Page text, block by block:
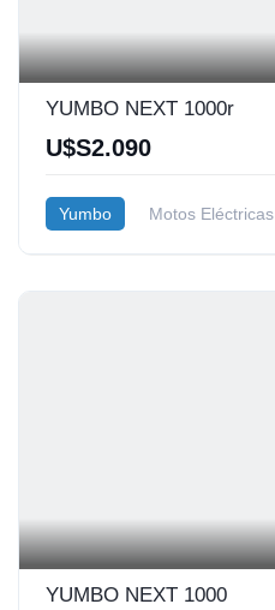
YUMBO NEXT 1000r
U$S2.090
Yumbo Motos Eléctricas
YUMBO NEXT 1000